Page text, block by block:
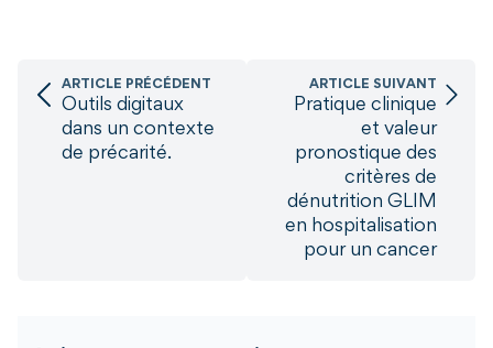
ARTICLE PRÉCÉDENT
Outils digitaux
dans un contexte
de précarité.
ARTICLE SUIVANT
Pratique clinique
et valeur
pronostique des
critères de
dénutrition GLIM
en hospitalisation
pour un cancer